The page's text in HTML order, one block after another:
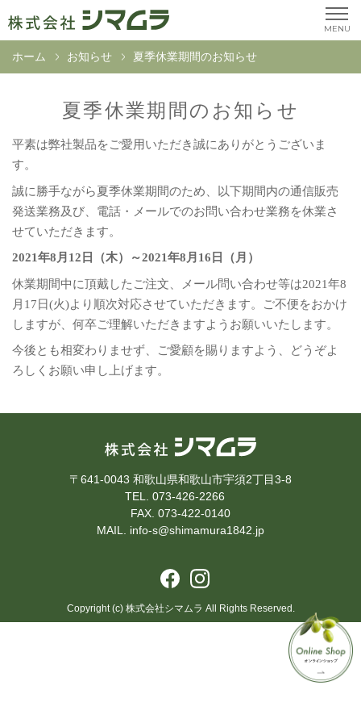
MENU
ホーム お知らせ 夏季休業期間のお知らせ
夏季休業期間のお知らせ
平素は弊社製品をご愛用いただき誠にありがとうございま
す。
誠に勝手ながら夏季休業期間のため、以下期間内の通信販売
発送業務及び、電話・メールでのお問い合わせ業務を休業さ
せていただきます。
2021年8月12日（木）～2021年8月16日（月）
休業期間中に頂戴したご注文、メール問い合わせ等は2021年8
月17日(火)より順次対応させていただきます。ご不便をおかけ
しますが、何卒ご理解いただきますようお願いいたします。
今後とも相変わりませず、ご愛顧を賜りますよう、どうぞよ
ろしくお願い申し上げます。
〒641-0043 和歌山県和歌山市宇須2丁目3-8
TEL. 073-426-2266
FAX. 073-422-0140
MAIL. info-s@shimamura1842.jp
Copyright (c) 株式会社シマムラ All Rights Reserved.